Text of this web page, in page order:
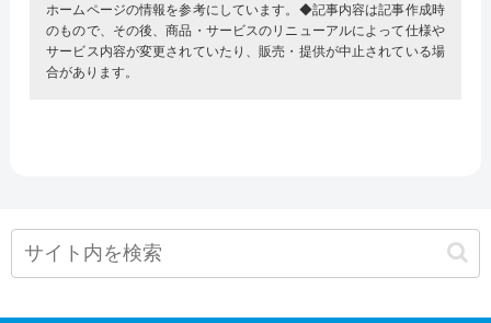
ホームページの情報を参考にしています。◆記事内容は記事作成時
のもので、その後、商品・サービスのリニューアルによって仕様や
サービス内容が変更されていたり、販売・提供が中止されている場
合があります。